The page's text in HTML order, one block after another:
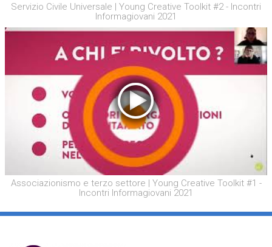
Servizio Civile Universale | Young Creative Toolkit #2 - Incontri
Informagiovani 2021
Associazionismo e terzo settore | Young Creative Toolkit #1 -
Incontri Informagiovani 2021